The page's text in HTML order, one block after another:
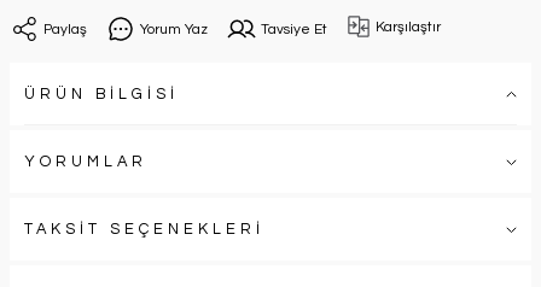
Paylaş Yorum Yaz Tavsiye Et Karşılaştır
ÜRÜN BİLGİSİ
YORUMLAR
TAKSİT SEÇENEKLERİ